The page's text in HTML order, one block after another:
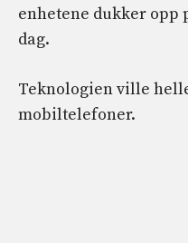
enhetene dukker opp
dag.
Teknologien ville
mobiltelefoner.